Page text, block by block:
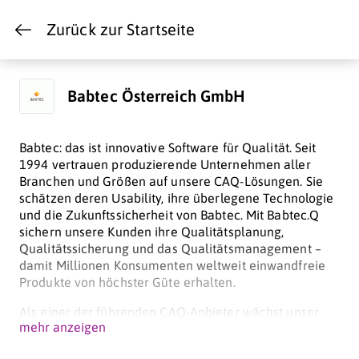
Zurück zur Startseite
Babtec Österreich GmbH
Babtec: das ist innovative Software für Qualität. Seit
1994 vertrauen produzierende Unternehmen aller
Branchen und Größen auf unsere CAQ-Lösungen. Sie
schätzen deren Usability, ihre überlegene Technologie
und die Zukunftssicherheit von Babtec. Mit Babtec.Q
sichern unsere Kunden ihre Qualitätsplanung,
Qualitätssicherung und das Qualitätsmanagement –
damit Millionen Konsumenten weltweit einwandfreie
Produkte von höchster Güte erhalten.
Als einer der führenden CAQ-Anbieter wächst unser
Anteil in diesem zukunftsweisenden Markt
mehr anzeigen